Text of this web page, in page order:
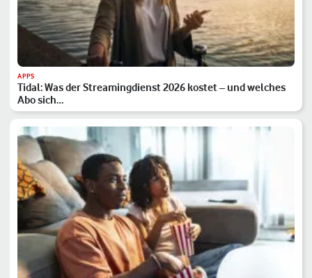
APPS
Tidal: Was der Streamingdienst 2026 kostet – und welches
Abo sich…